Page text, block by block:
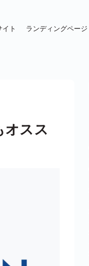
イト ランディングページ
オスス